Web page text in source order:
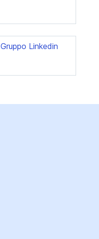
Gruppo Linkedin